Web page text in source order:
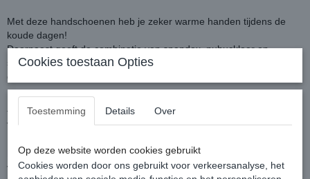
Met deze handschoenen heb je zeker warme handen tijdens de
koude dagen!
Daarnaast geeft de combinatie van spandex, nubuckleer en
softshell-stoffen deze handschoen een gelikte look en feel met
gegarandeerd comfort.
De handschoenen zijn electrisch verwarmd met Dual Power-
technologie. Bij deze set worden 2 accu's mee geleverd van 7,4
Volt, een volle accu gaat maximaal 4:50 uur mee
hoge gedeelte van de handschoen. (de accu heeft een afmeting
van 6x4x1,5 cm).
Cookies toestaan Opties
Toestemming Details Over
Op deze website worden cookies gebruikt
Cookies worden door ons gebruikt voor verkeersanalyse, het